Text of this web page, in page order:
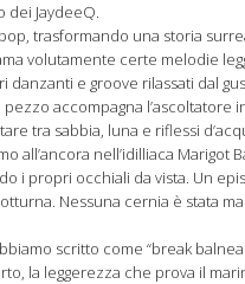
dei JaydeeQ.
trasformando una storia
volutamente certe melodie
danzanti e groove rilassati dal
accompagna
tra sabbia, luna e riflessi
nell’idilliaca Marigot
i propri occhiali da vista. Un
Nessuna cernia è stata
scritto come “break
la leggerezza che prova il